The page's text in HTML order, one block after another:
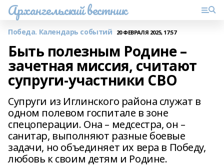
Архангельский вестник
Победа. Календарь событий 20 ФЕВРАЛЯ 2025, 17:57
Быть полезным Родине –
зачетная миссия, считают
супруги-участники СВО
Супруги из Иглинского района служат в
одном полевом госпитале в зоне
спецоперации. Она – медсестра, он –
санитар, выполняют разные боевые
задачи, но объединяет их вера в Победу,
любовь к своим детям и Родине.